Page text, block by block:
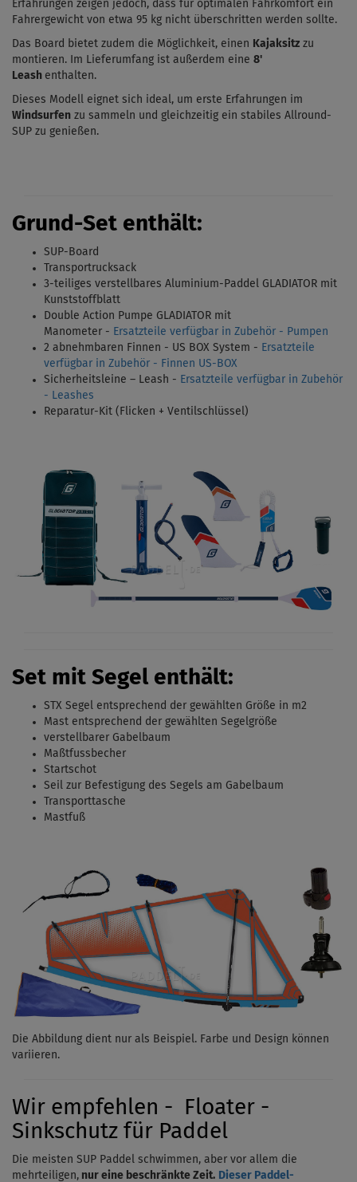
Erfahrungen zeigen jedoch, dass für optimalen Fahrkomfort ein
Fahrergewicht von etwa 95 kg nicht überschritten werden sollte.
Das Board bietet zudem die Möglichkeit, einen Kajaksitz zu
montieren. Im Lieferumfang ist außerdem eine 8'
Leash enthalten.
Dieses Modell eignet sich ideal, um erste Erfahrungen im
Windsurfen zu sammeln und gleichzeitig ein stabiles Allround-
SUP zu genießen.
Grund-Set enthält:
SUP-Board
Transportrucksack
3-teiliges verstellbares Aluminium-Paddel GLADIATOR mit
Kunststoffblatt
Double Action Pumpe GLADIATOR mit
Manometer - Ersatzteile verfügbar in Zubehör - Pumpen
2 abnehmbaren Finnen - US BOX System - Ersatzteile
verfügbar in Zubehör - Finnen US-BOX
Sicherheitsleine – Leash - Ersatzteile verfügbar in Zubehör
- Leashes
Reparatur-Kit (Flicken + Ventilschlüssel)
Set mit Segel enthält:
STX Segel entsprechend der gewählten Größe in m2
Mast entsprechend der gewählten Segelgröße
verstellbarer Gabelbaum
Maßtfussbecher
Startschot
Seil zur Befestigung des Segels am Gabelbaum
Transporttasche
Mastfuß
Die Abbildung dient nur als Beispiel. Farbe und Design können
variieren.
Wir empfehlen - Floater -
Sinkschutz für Paddel
Die meisten SUP Paddel schwimmen, aber vor allem die
mehrteiligen, nur eine beschränkte Zeit. Dieser Paddel-